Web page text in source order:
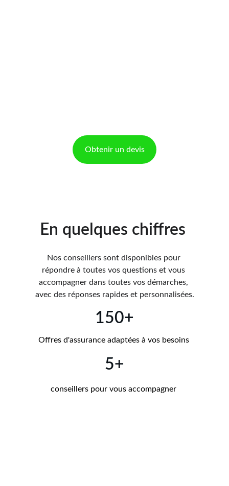
Obtenir un devis
En quelques chiffres
Nos conseillers sont disponibles pour
répondre à toutes vos questions et vous
accompagner dans toutes vos démarches,
avec des réponses rapides et personnalisées.
150+
5+
conseillers pour vous accompagner
Offres d'assurance adaptées à vos besoins